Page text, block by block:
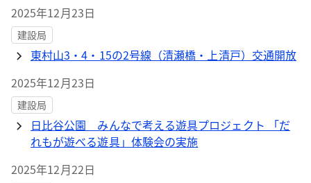
2025年12月23日
建設局
東村山3・4・15の2号線（清瀬橋・上清戸）交通開放
2025年12月23日
建設局
日比谷公園 みんなで考える遊具プロジェクト 「だ
れもが遊べる遊具」体験会の実施
2025年12月22日